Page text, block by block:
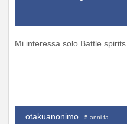
Mi interessa solo Battle spirits
otakuanonimo - 5 anni fa